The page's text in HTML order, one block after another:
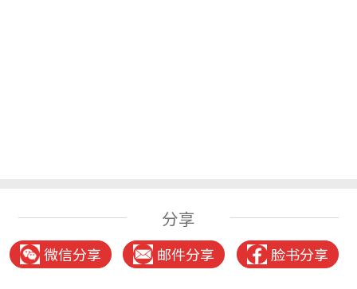
分享
微信分享 邮件分享 脸书分享